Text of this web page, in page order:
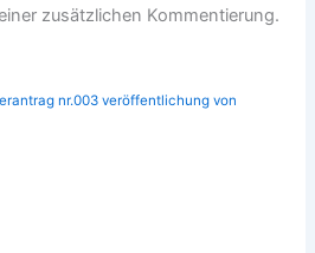
zusätzlichen Kommentierung.
nr.003 veröffentlichung von